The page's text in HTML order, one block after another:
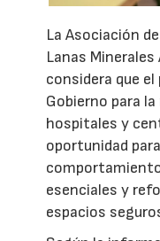
La Asociación
Lanas
considera que
Gobierno para
hospitales y
oportunidad
esenciales y
espacios